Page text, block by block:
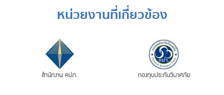
หน่วยงานที่เกี่ยวข้อง